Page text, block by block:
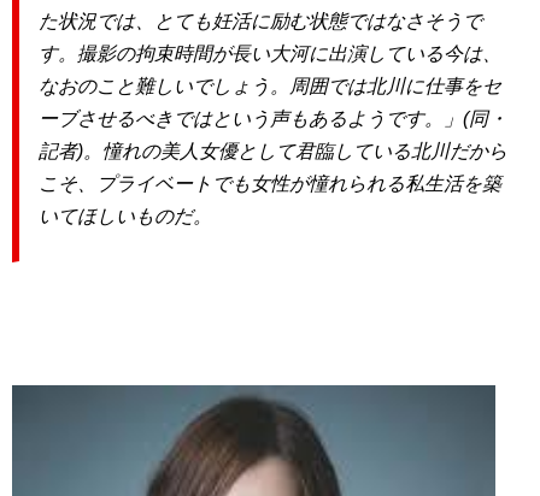
た状況では、とても妊活に励む状態ではなさそうで
す。撮影の拘束時間が長い大河に出演している今は、
なおのこと難しいでしょう。周囲では北川に仕事をセ
ーブさせるべきではという声もあるようです。」(同・
記者)。憧れの美人女優として君臨している北川だから
こそ、プライベートでも女性が憧れられる私生活を築
いてほしいものだ。